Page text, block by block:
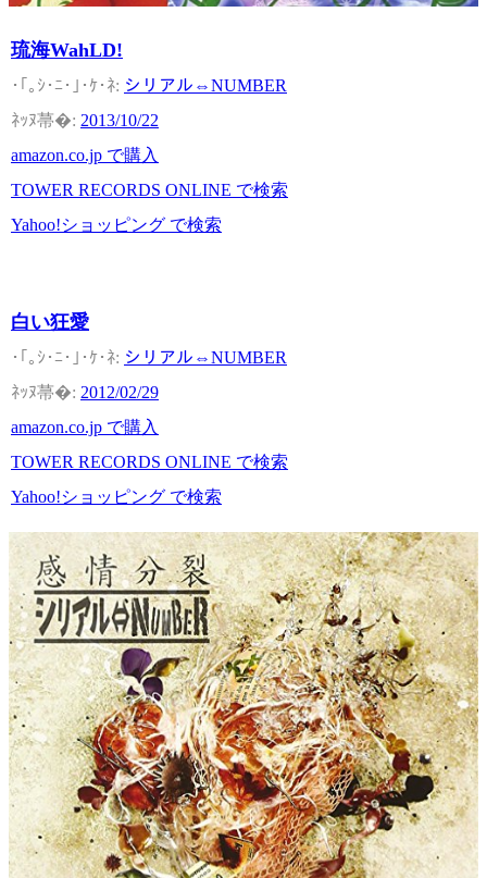
琉海WahLD!
シリアル⇔NUMBER
2013/10/22
amazon.co.jp で購入
TOWER RECORDS ONLINE で検索
Yahoo!ショッピング で検索
白い狂愛
シリアル⇔NUMBER
2012/02/29
amazon.co.jp で購入
TOWER RECORDS ONLINE で検索
Yahoo!ショッピング で検索